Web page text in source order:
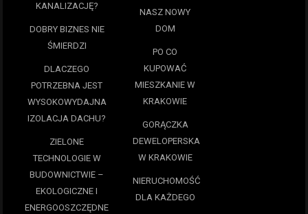
KANALIZACJĘ?
DOBRY BIZNES NIE
ŚMIERDZI
DLACZEGO
POTRZEBNA JEST
WYSOKOWYDAJNA
IZOLACJA DACHU?
ZIELONE
TECHNOLOGIE W
BUDOWNICTWIE –
EKOLOGICZNE I
ENERGOOSZCZĘDNE
NASZ NOWY
DOM
PO CO
KUPOWAĆ
MIESZKANIE W
KRAKOWIE
GORĄCZKA
DEWELOPERSKA
W KRAKOWIE
NIERUCHOMOŚĆ
DLA KAŻDEGO